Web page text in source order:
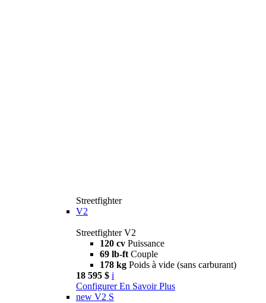
Streetfighter
V2
Streetfighter V2
120 cv Puissance
69 lb-ft Couple
178 kg Poids à vide (sans carburant)
18 595 $ i
Configurer En Savoir Plus
new V2 S